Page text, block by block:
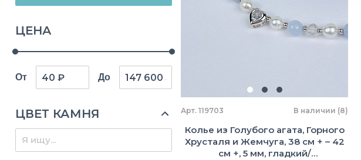
ЦЕНА
От До
ЦВЕТ КАМНЯ Арт. 119703 В наличии (8)
Колье из Голубого агата, Горного
Хрусталя и Жемчуга, 38 см + – 42
см +, 5 мм, гладкий/